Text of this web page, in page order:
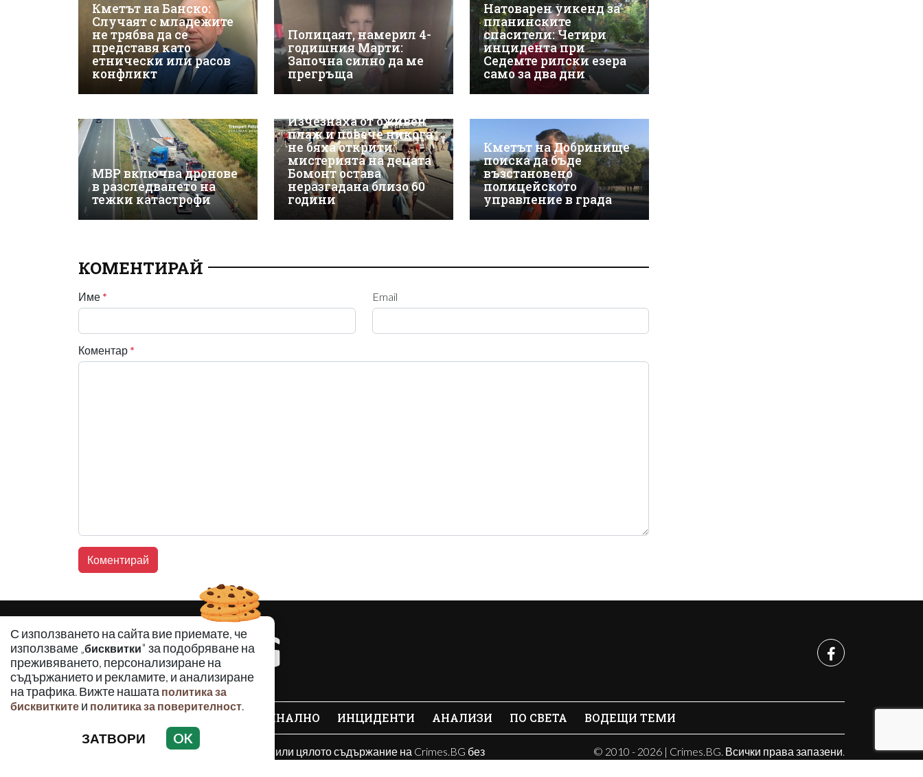
Кметът на Банско:
Случаят с младежите
не трябва да се
представя като
етнически или расов
конфликт
Полицаят, намерил 4-
годишния Марти:
Започна силно да ме
прегръща
Натоварен уикенд за
планинските
спасители: Четири
инцидента при
Седемте рилски езера
само за два дни
МВР включва дронове
в разследването на
тежки катастрофи
Изчезнаха от оживен
плаж и повече никога
не бяха открити:
мистерията на децата
Бомонт остава
неразгадана близо 60
години
Кметът на Добринище
поиска да бъде
възстановено
полицейското
управление в града
КОМЕНТИРАЙ
Име * Email
Коментар *
С използването на сайта вие приемате, че
използваме „бисквитки" за подобряване на
преживяването, персонализиране на
съдържанието и рекламите, и анализиране
на трафика. Вижте нашата политика за
бисквитките и политика за поверителност.
ЗАТВОРИ OK
КРИМИНАЛНО ИНЦИДЕНТИ АНАЛИЗИ ПО СВЕТА ВОДЕЩИ ТЕМИ
Използването и публикуването на част или цялото съдържание на Crimes.BG без
разрешение на Медийна група Асмара ЕООД е забранено.
© 2010 - 2026 | Crimes.BG. Всички права запазени.